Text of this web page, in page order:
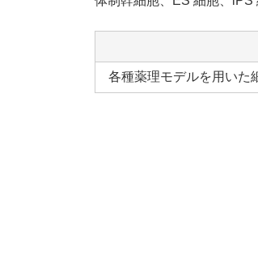
各種薬理モデルを用いた